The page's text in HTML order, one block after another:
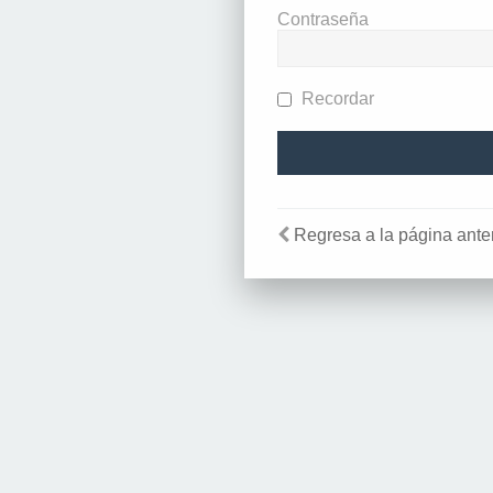
Contraseña
Recordar
Regresa a la página